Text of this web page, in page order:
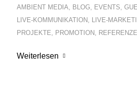
AMBIENT MEDIA, BLOG, EVENTS,
LIVE-KOMMUNIKATION, LIVE-
PROJEKTE, PROMOTION,
Weiterlesen